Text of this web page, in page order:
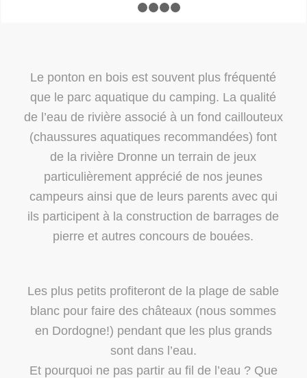
Le ponton en bois est souvent plus fréquenté
que le parc aquatique du camping. La qualité
de l’eau de rivière associé à un fond caillouteux
(chaussures aquatiques recommandées) font
de la rivière Dronne un terrain de jeux
particulièrement apprécié de nos jeunes
campeurs ainsi que de leurs parents avec qui
ils participent à la construction de barrages de
pierre et autres concours de bouées.
Les plus petits profiteront de la plage de sable
blanc pour faire des châteaux (nous sommes
en Dordogne!) pendant que les plus grands
sont dans l’eau.
Et pourquoi ne pas partir au fil de l’eau ? Que